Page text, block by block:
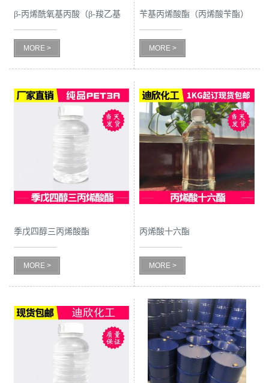
联
线
留
言
β-丙烯酰氧基丙酸（β-羧乙基
丙烯酸酯）
MORE >
苄基丙烯酸酯（丙烯酸苄酯）
MORE >
季戊四醇三丙烯酸酯
（PET3A）
MORE >
丙烯酸十六酯
MORE >